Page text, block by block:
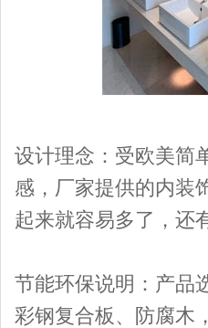
设计理念：受欧美简
感，厂家提供的内装
起来就容易多了，还
节能环保说明：产品
彩钢复合板、防腐木